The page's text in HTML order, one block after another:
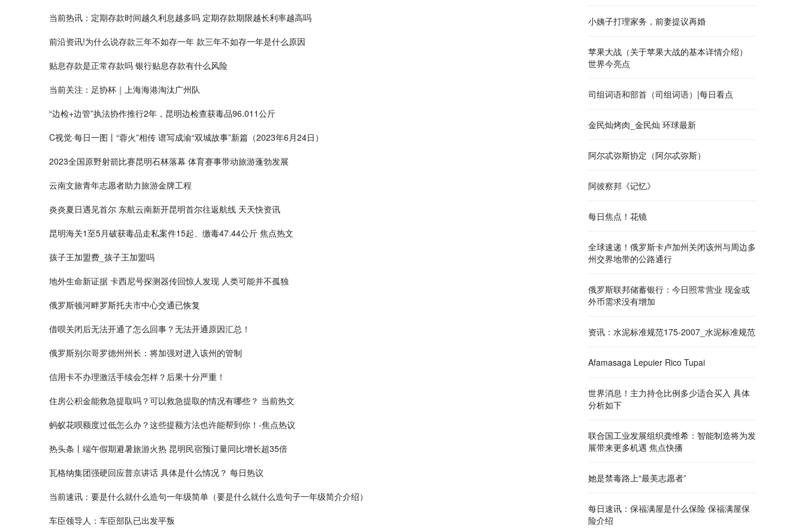
当前热讯：定期存款时间越久利息越多吗 定期存款期限越长利率越高吗
前沿资讯!为什么说存款三年不如存一年 款三年不如存一年是什么原因
贴息存款是正常存款吗 银行贴息存款有什么风险
当前关注：足协杯｜上海海港淘汰广州队
“边检+边管”执法协作推行2年，昆明边检查获毒品96.011公斤
C视觉·每日一图丨“蓉火”相传 谱写成渝“双城故事”新篇（2023年6月24日）
2023全国原野射箭比赛昆明石林落幕 体育赛事带动旅游蓬勃发展
云南文旅青年志愿者助力旅游金牌工程
炎炎夏日遇见首尔 东航云南新开昆明首尔往返航线 天天快资讯
昆明海关1至5月破获毒品走私案件15起、缴毒47.44公斤 焦点热文
孩子王加盟费_孩子王加盟吗
地外生命新证据 卡西尼号探测器传回惊人发现 人类可能并不孤独
俄罗斯顿河畔罗斯托夫市中心交通已恢复
借呗关闭后无法开通了怎么回事？无法开通原因汇总！
俄罗斯别尔哥罗德州州长：将加强对进入该州的管制
信用卡不办理激活手续会怎样？后果十分严重！
住房公积金能救急提取吗？可以救急提取的情况有哪些？ 当前热文
蚂蚁花呗额度过低怎么办？这些提额方法也许能帮到你！-焦点热议
热头条丨端午假期避暑旅游火热 昆明民宿预订量同比增长超35倍
瓦格纳集团强硬回应普京讲话 具体是什么情况？ 每日热议
当前速讯：要是什么就什么造句一年级简单（要是什么就什么造句子一年级简介介绍）
车臣领导人：车臣部队已出发平叛
小姨子打理家务，前妻提议再婚
苹果大战（关于苹果大战的基本详情介绍）
世界今亮点
司组词语和部首（司组词语）|每日看点
金民灿烤肉_金民灿 环球最新
阿尔忒弥斯协定（阿尔忒弥斯）
阿彼察邦《记忆》
每日焦点！花镜
全球速递！俄罗斯卡卢加州关闭该州与周边多
州交界地带的公路通行
俄罗斯联邦储蓄银行：今日照常营业 现金或
外币需求没有增加
资讯：水泥标准规范175-2007_水泥标准规范
Afamasaga Lepuier Rico Tupai
世界消息！主力持仓比例多少适合买入 具体
分析如下
联合国工业发展组织龚维希：智能制造将为发
展带来更多机遇 焦点快播
她是禁毒路上“最美志愿者”
每日速讯：保福满屋是什么保险 保福满屋保
险介绍